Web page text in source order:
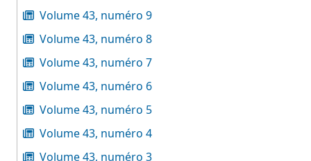
Volume 43, numéro 9
Volume 43, numéro 8
Volume 43, numéro 7
Volume 43, numéro 6
Volume 43, numéro 5
Volume 43, numéro 4
Volume 43, numéro 3